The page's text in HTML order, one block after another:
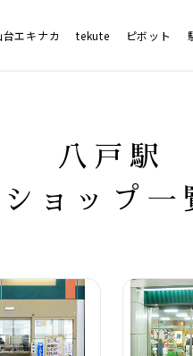
台エキナカ tekute ピボット
八戸駅
ショップ一